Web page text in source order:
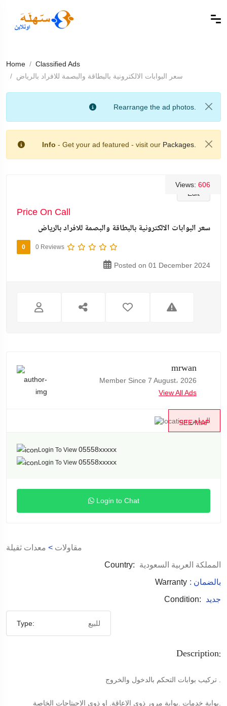
Home
Classified Ads
سعر البوابات الالكترونية بالبطاقة والبصمة للافراد بالرياض
Rearrange the ad photos.
Info - Get your ad featured - visit our Packages.
Edit
Views: 606
Price On Call
سعر البوابات الالكترونية بالبطاقة والبصمة للافراد بالرياض
0 0 Reviews
Posted on 01 December 2024
mrwan
Member Since 7 August، 2026
View All Ads
SEE MAP
الرياض
Login To View 05558xxxxx
Login To View 05558xxxxx
Login to Chat
مقاولات > معدات ثقيلة
Country:
المملكة العربية السعودية
Warranty
: بالضمان
Condition:
جديد
Type: للبيع
Description: